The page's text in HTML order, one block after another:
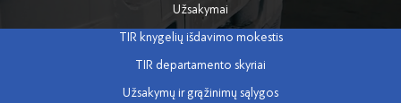
Užsakymai
TIR knygelių išdavimo mokestis
TIR departamento skyriai
Užsakymų ir grąžinimų sąlygos